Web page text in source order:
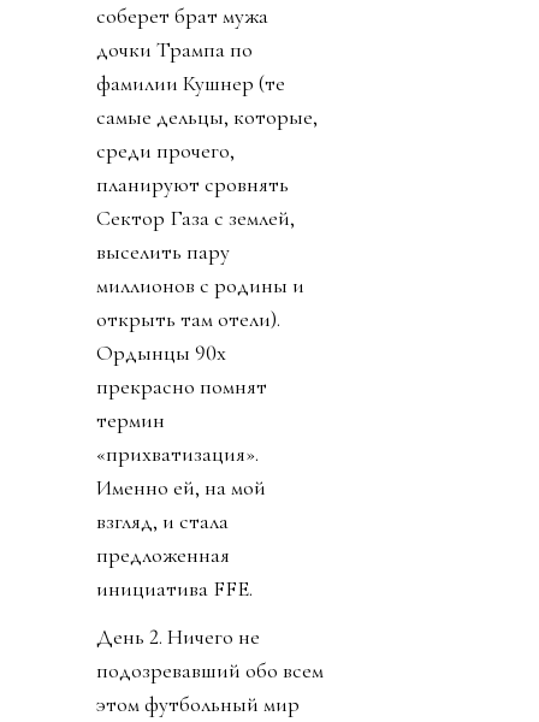
соберет брат мужа
дочки Трампа по
фамилии Кушнер (те
самые дельцы, которые,
среди прочего,
планируют сровнять
Сектор Газа с землей,
выселить пару
миллионов с родины и
открыть там отели).
Ордынцы 90х
прекрасно помнят
термин
«прихватизация».
Именно ей, на мой
взгляд, и стала
предложенная
инициатива FFE.
День 2. Ничего не
подозревавший обо всем
этом футбольный мир